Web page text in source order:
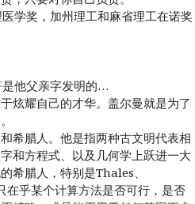
学奖，加州理工和麻省理工在诺奖
他父亲字发明的…
炫耀自己的才华。盖尔曼就是为了
希腊人。他是指两种古文明代表相
和方程式、以及几何学上跃进一大
希腊人，特别是Thales、
乎某个计算方法是否可行，是否